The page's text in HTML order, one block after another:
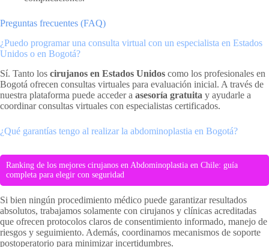
Preguntas frecuentes (FAQ)
¿Puedo programar una consulta virtual con un especialista en Estados
Unidos o en Bogotá?
Sí. Tanto los cirujanos en Estados Unidos como los profesionales en
Bogotá ofrecen consultas virtuales para evaluación inicial. A través de
nuestra plataforma puede acceder a asesoría gratuita y ayudarle a
coordinar consultas virtuales con especialistas certificados.
¿Qué garantías tengo al realizar la abdominoplastia en Bogotá?
Ranking de los mejores cirujanos en Abdominoplastia en Chile: guía
completa para elegir con seguridad
Si bien ningún procedimiento médico puede garantizar resultados
absolutos, trabajamos solamente con cirujanos y clínicas acreditadas
que ofrecen protocolos claros de consentimiento informado, manejo de
riesgos y seguimiento. Además, coordinamos mecanismos de soporte
postoperatorio para minimizar incertidumbres.